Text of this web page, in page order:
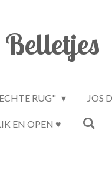
RUG" JOS
EN OPEN ♥